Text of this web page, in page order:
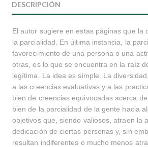
DESCRIPCIÓN
El autor sugiere en estas páginas que la
la parcialidad. En última instancia, la
favorecimiento de una persona o una
otras, es lo que se encuentra en la raíz
legítima. La idea es simple. La
a las creencias evaluativas y a las
bien de creencias equivocadas acerca
bien de la parcialidad de la gente hacia
objetivos que, siendo valiosos, atraen la
dedicación de ciertas personas y, sin
resultan indiferentes o mucho menos